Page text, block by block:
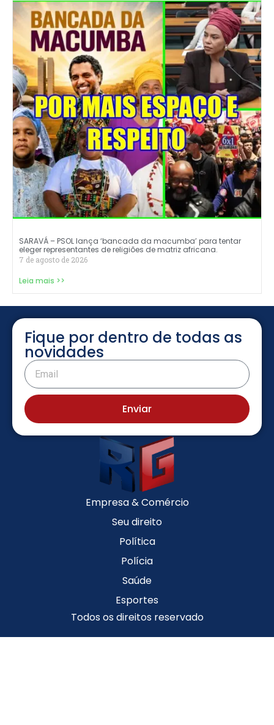
SARAVÁ – PSOL lança ‘bancada da macumba’ para tentar
eleger representantes de religiões de matriz africana.
7 de agosto de 2026
Leia mais >>
Fique por dentro de todas as
novidades
Enviar
Empresa & Comércio
Seu direito
Política
Polícia
Saúde
Esportes
Todos os direitos reservado